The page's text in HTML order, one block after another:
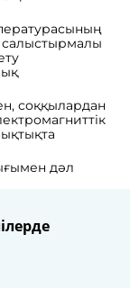
салыстырмалы
соққылардан
дәл